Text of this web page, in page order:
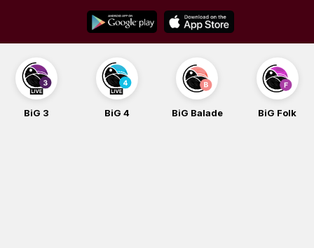
content
BiG 3 BiG 4 BiG Balade BiG Folk